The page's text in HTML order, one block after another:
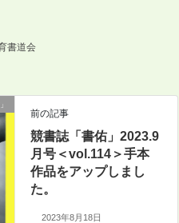
書道会
前の記事
競書誌「書佑」2023.9
月号＜vol.114＞手本
作品をアップしまし
た。
2023年8月18日